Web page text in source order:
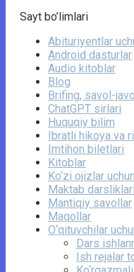
Sayt bo’limlari
Abituriyentlar
Android dasturlar
Audio kitoblar
Blog
Brifing, savol-
ChatGPT sirlari
Huquqiy bilim
Ibratli hikoya va
Imtihon biletlari
Kitoblar
Ko‘zi ojizlar uchun
Maktab darsliklari
Mantiqiy savollar
Maqollar
O‘qituvchilar
Dars
Ish rejalar